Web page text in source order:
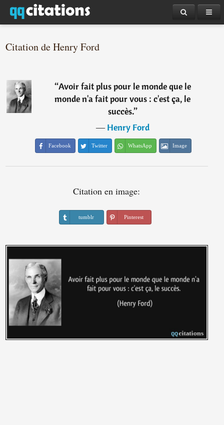
Citation de Henry Ford
“Avoir fait plus pour le monde que le
monde n'a fait pour vous : c'est ça, le
succès.”
―Henry Ford
Facebook Twitter WhatsApp Image
Citation en image:
tumblr Pinterest